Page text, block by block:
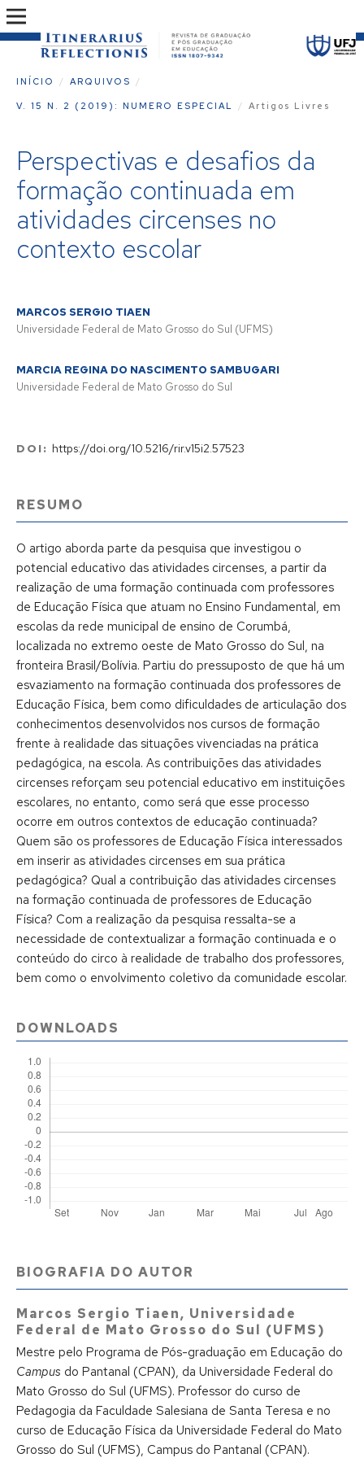
INÍCIO / ARQUIVOS /
V. 15 N. 2 (2019): NUMERO ESPECIAL / Artigos Livres
Perspectivas e desafios da
formação continuada em
atividades circenses no
contexto escolar
MARCOS SERGIO TIAEN
Universidade Federal de Mato Grosso do Sul (UFMS)
MARCIA REGINA DO NASCIMENTO SAMBUGARI
Universidade Federal de Mato Grosso do Sul
DOI: https://doi.org/10.5216/rir.v15i2.57523
RESUMO
O artigo aborda parte da pesquisa que investigou o
potencial educativo das atividades circenses, a partir da
realização de uma formação continuada com professores
de Educação Física que atuam no Ensino Fundamental, em
escolas da rede municipal de ensino de Corumbá,
localizada no extremo oeste de Mato Grosso do Sul, na
fronteira Brasil/Bolívia. Partiu do pressuposto de que há um
esvaziamento na formação continuada dos professores de
Educação Física, bem como dificuldades de articulação dos
conhecimentos desenvolvidos nos cursos de formação
frente à realidade das situações vivenciadas na prática
pedagógica, na escola. As contribuições das atividades
circenses reforçam seu potencial educativo em instituições
escolares, no entanto, como será que esse processo
ocorre em outros contextos de educação continuada?
Quem são os professores de Educação Física interessados
em inserir as atividades circenses em sua prática
pedagógica? Qual a contribuição das atividades circenses
na formação continuada de professores de Educação
Física? Com a realização da pesquisa ressalta-se a
necessidade de contextualizar a formação continuada e o
conteúdo do circo à realidade de trabalho dos professores,
bem como o envolvimento coletivo da comunidade escolar.
DOWNLOADS
BIOGRAFIA DO AUTOR
Marcos Sergio Tiaen, Universidade
Federal de Mato Grosso do Sul (UFMS)
Mestre pelo Programa de Pós-graduação em Educação do
Campus do Pantanal (CPAN), da Universidade Federal do
Mato Grosso do Sul (UFMS). Professor do curso de
Pedagogia da Faculdade Salesiana de Santa Teresa e no
curso de Educação Física da Universidade Federal do Mato
Grosso do Sul (UFMS), Campus do Pantanal (CPAN).